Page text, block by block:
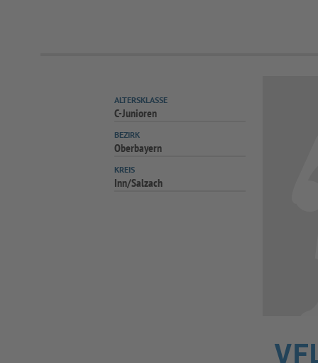
ALTERSKLASSE
C-Junioren
BEZIRK
Oberbayern
KREIS
Inn/Salzach